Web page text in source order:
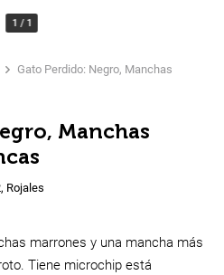
1 / 1
Gato Perdido: Negro, Manchas
Manchas
Rojales
marrones y una mancha más
Tiene microchip está